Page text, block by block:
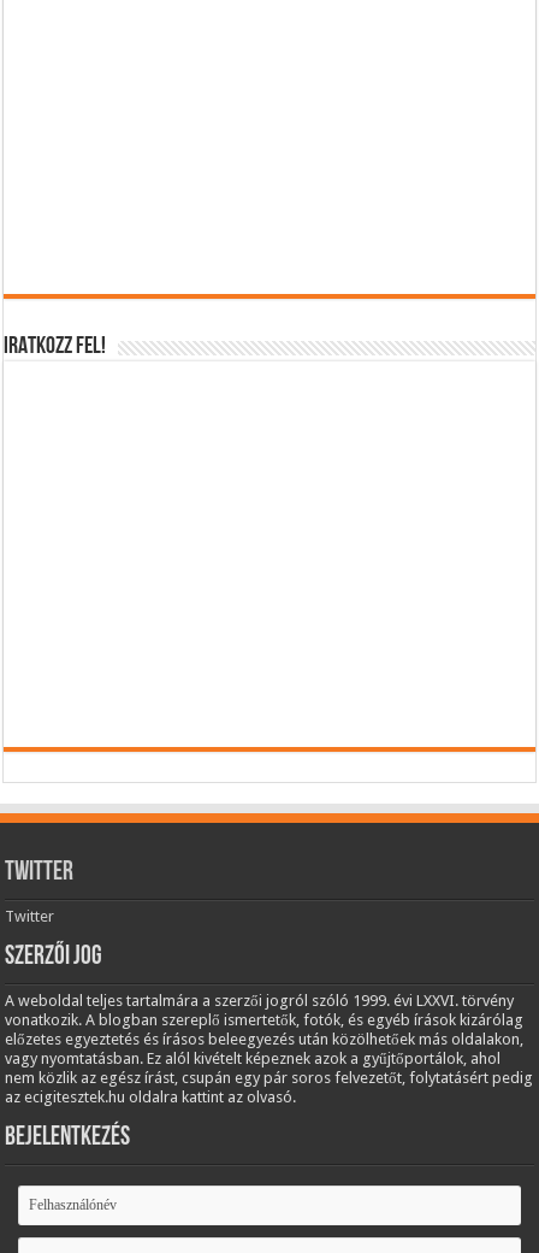
IRATKOZZ FEL!
Twitter
Twitter
Szerzői jog
A weboldal teljes tartalmára a szerzői jogról szóló 1999. évi LXXVI. törvény
vonatkozik. A blogban szereplő ismertetők, fotók, és egyéb írások kizárólag
előzetes egyeztetés és írásos beleegyezés után közölhetőek más oldalakon,
vagy nyomtatásban. Ez alól kivételt képeznek azok a gyűjtőportálok, ahol
nem közlik az egész írást, csupán egy pár soros felvezetőt, folytatásért pedig
az ecigitesztek.hu oldalra kattint az olvasó.
Bejelentkezés